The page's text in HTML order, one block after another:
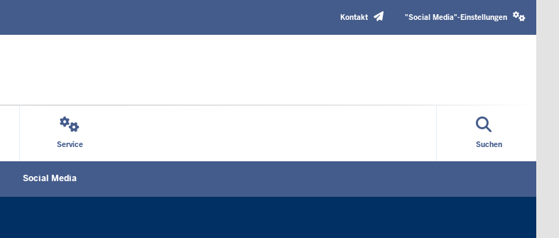
TopKontakt
media
"Social Media"-Einstellungen
Service Suchen
Social Media